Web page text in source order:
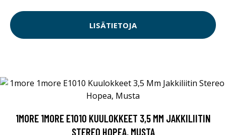
LISÄTIETOJA
1MORE 1MORE E1010 KUULOKKEET 3,5 MM JAKKILIITIN
STEREO HOPEA, MUSTA